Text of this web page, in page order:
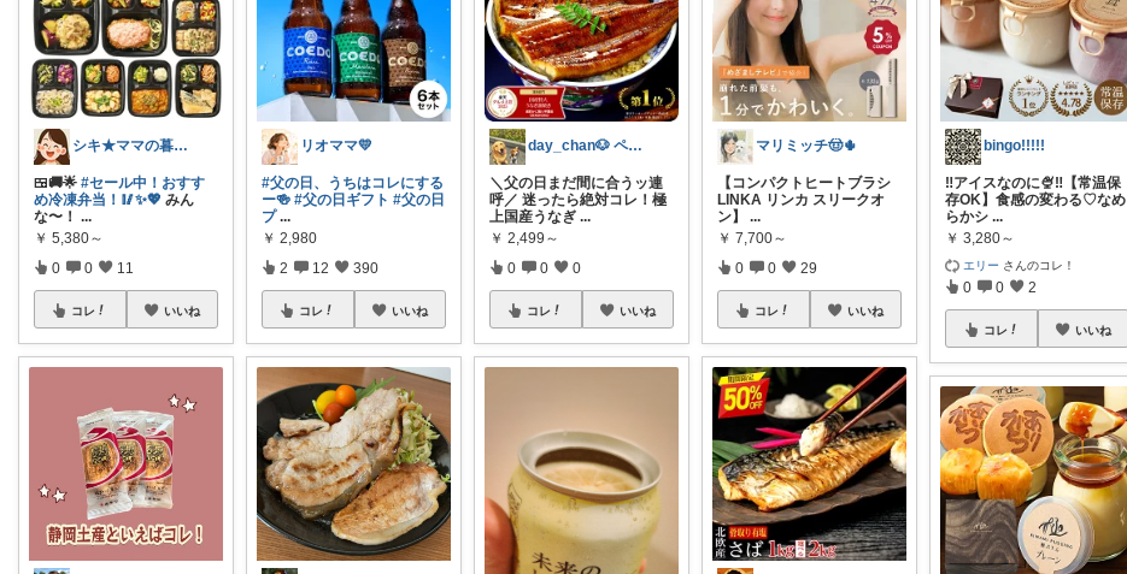
シキ★ママの暮らし、キッズ
🍱🚚🌟 #セール中！おすす
め冷凍弁当！🥢✨💖 みん
な〜！ ...
￥ 5,380～
0 0 11
コレ いいね
リオママ💛
#父の日、うちはコレにする
ー🍻 #父の日ギフト #父の日
プ ...
￥ 2,980
2 12 390
コレ いいね
day_chan🐶 ペットと快適暮らし
＼父の日まだ間に合うッ連
呼／ 迷ったら絶対コレ！極
上国産うなぎ ...
￥ 2,499～
0 0 0
コレ いいね
マリミッチ🤠🌵
【コンパクトヒートブラシ
LINKA リンカ スリークオ
ン】...
￥ 7,700～
0 0 29
コレ いいね
bingo!!!!!
‼️アイスなのに🍨‼️【常温保
存OK】食感の変わる♡なめ
らかシ ...
￥ 3,280～
エリー さんのコレ！
0 0 2
コレ いいね